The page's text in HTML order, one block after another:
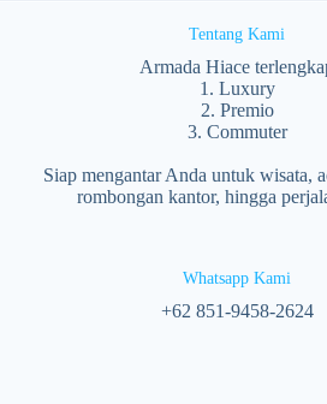
Tentang Kami
Armada Hiace
1. Luxury
2. Premio
3. Commuter
Siap mengantar Anda untuk wisata,
rombongan kantor, hingga
Whatsapp Kami
‪+62 851‑9458‑2624‬